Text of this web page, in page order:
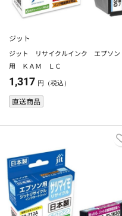
ジット
ジット リサイクルインク エプソン
用 ＫＡＭ ＬＣ
1,317 円（税込）
直送商品